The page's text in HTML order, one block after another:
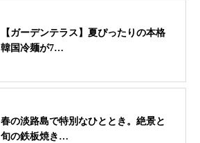
【ガーデンテラス】夏ぴったりの本格
韓国冷麺が7…
春の淡路島で特別なひととき。絶景と
旬の鉄板焼き…